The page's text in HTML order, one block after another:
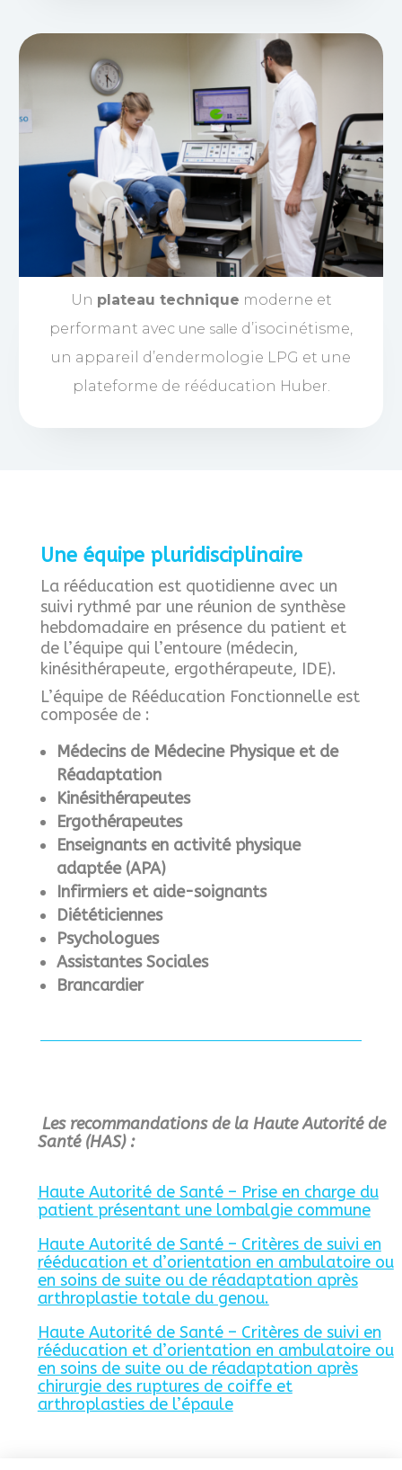
Un plateau technique moderne et
performant avec une salle d’isocinétisme,
un appareil d’endermologie LPG et une
plateforme de rééducation Huber.
Une équipe pluridisciplinaire
La rééducation est quotidienne avec un
suivi rythmé par une réunion de synthèse
hebdomadaire en présence du patient et
de l’équipe qui l’entoure (médecin,
kinésithérapeute, ergothérapeute, IDE).
L’équipe de Rééducation Fonctionnelle est
composée de :
Médecins de Médecine Physique et de
Réadaptation
Kinésithérapeutes
Ergothérapeutes
Enseignants en activité physique
adaptée (APA)
Infirmiers et aide-soignants
Diététiciennes
Psychologues
Assistantes Sociales
Brancardier
Les recommandations de la Haute Autorité de
Santé (HAS) :
Haute Autorité de Santé – Prise en charge du
patient présentant une lombalgie commune
Haute Autorité de Santé – Critères de suivi en
rééducation et d’orientation en ambulatoire ou
en soins de suite ou de réadaptation après
arthroplastie totale du genou.
Haute Autorité de Santé – Critères de suivi en
rééducation et d’orientation en ambulatoire ou
en soins de suite ou de réadaptation après
chirurgie des ruptures de coiffe et
arthroplasties de l’épaule